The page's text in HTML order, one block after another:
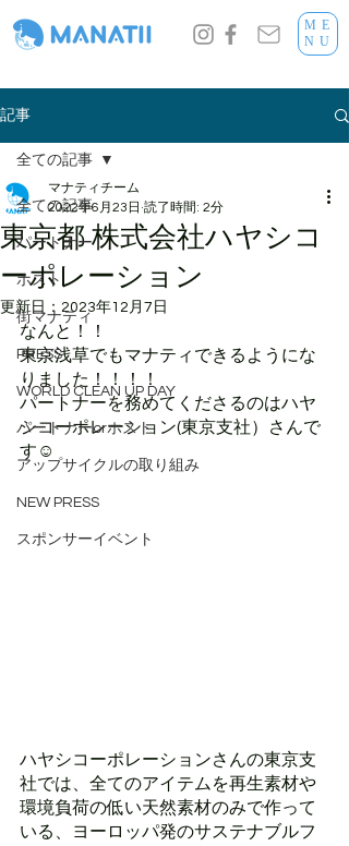
ME
NU
記事
全ての記事
パートナー
ホスト
街マナティ
PRESS
WORLD CLEAN UP DAY
パートナーorホスト
アップサイクルの取り組み
NEW PRESS
スポンサーイベント
全ての記事
東京都 株式会社ハヤシコ
ーポレーション
マナティチーム
2022年6月23日 読了時間: 2分
更新日： 2023年12月7日
なんと！！
東京浅草でもマナティできるようにな
りました！！！！
パートナーを務めてくださるのはハヤ
シコーポレーション(東京支社）さんで
す☺︎
ハヤシコーポレーションさんの東京支
社では、全てのアイテムを再生素材や
環境負荷の低い天然素材のみで作って
いる、ヨーロッパ発のサステナブルフ